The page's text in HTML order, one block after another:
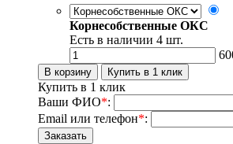
Корнесобственные ОКС
Есть в наличии 4 шт.
Купить в 1 клик
Ваши ФИО*:
Email или телефон*: